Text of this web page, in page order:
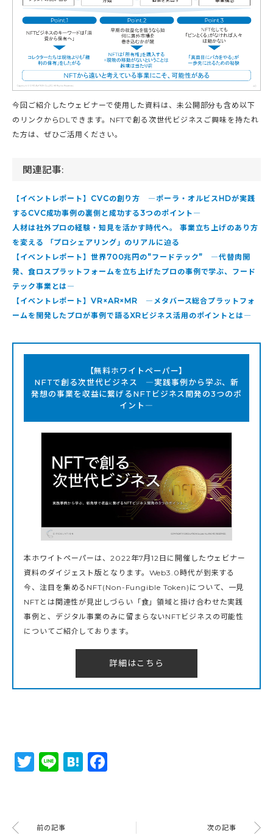
今回ご紹介したウェビナーで使用した資料は、未公開部分も含め以下
のリンクからDLできます。NFTで創る次世代ビジネスご興味を持たれ
た方は、ぜひご活用ください。
関連記事:
【イベントレポート】CVCの創り方 ―ポーラ・オルビスHDが実践
するCVC成功事例の裏側と成功する3つのポイント―
人材は社外プロの経験・知見を活かす時代へ。 事業立ち上げのあり方
を変える 「プロシェアリング」のリアルに迫る
【イベントレポート】世界700兆円の”フードテック” ―代替肉開
発、食ロスプラットフォームを立ち上げたプロの事例で学ぶ、フード
テック事業とは―
【イベントレポート】VR×AR×MR ―メタバース総合プラットフォ
ームを開発したプロが事例で語るXRビジネス活用のポイントとは―
【無料ホワイトペーパー】
NFTで創る次世代ビジネス ―実践事例から学ぶ、新
発想の事業を収益に繋げるNFTビジネス開発の3つのポ
イント―
本ホワイトペーパーは、2022年7月12日に開催したウェビナー
資料のダイジェスト版となります。Web3.0時代が到来する
今、注目を集めるNFT(Non-Fungible Token)について、一見
NFTとは関連性が見出しづらい「食」領域と掛け合わせた実践
事例と、デジタル事業のみに留まらないNFTビジネスの可能性
についてご紹介しております。
詳細はこちら
Twitter
LineHatena
前の記事 次の記事